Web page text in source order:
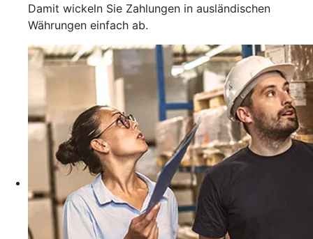
Damit wickeln Sie Zahlungen in ausländischen
Währungen einfach ab.